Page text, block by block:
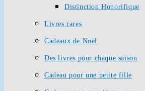
Distinction Honorifique
Livres rares
Cadeaux de Noël
Des livres pour chaque saison
Cadeau pour une petite fille